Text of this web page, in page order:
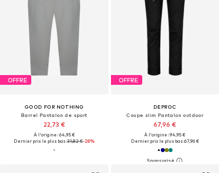
OFFRE
GOOD FOR NOTHING
Barrel Pantalon de sport
22,73 €
À l'origine : 64,95 €
Dernier prix le plus bas :31,82 €-28%
OFFRE
DEPROC
Coupe slim Pantalon outdoor
67,96 €
À l'origine : 94,95 €
Dernier prix le plus bas :67,96 €